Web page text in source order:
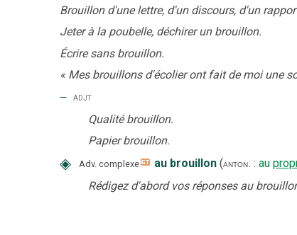
Brouillon d'une lettre, d'un discours, d'un
Jeter à la poubelle, déchirer un brouillon.
Écrire sans brouillon.
« Mes brouillons d'écolier ont fait de moi une
‒ adjt
Qualité brouillon.
Papier brouillon.
◈ Adv. complexe au brouillon (anton. : au
Rédigez d'abord vos réponses au